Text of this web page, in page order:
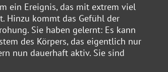
ein Ereignis, das mit extrem viel
Hinzu kommt das Gefühl der
Sie haben gelernt: Es kann
des Körpers, das eigentlich nur
nun dauerhaft aktiv. Sie sind